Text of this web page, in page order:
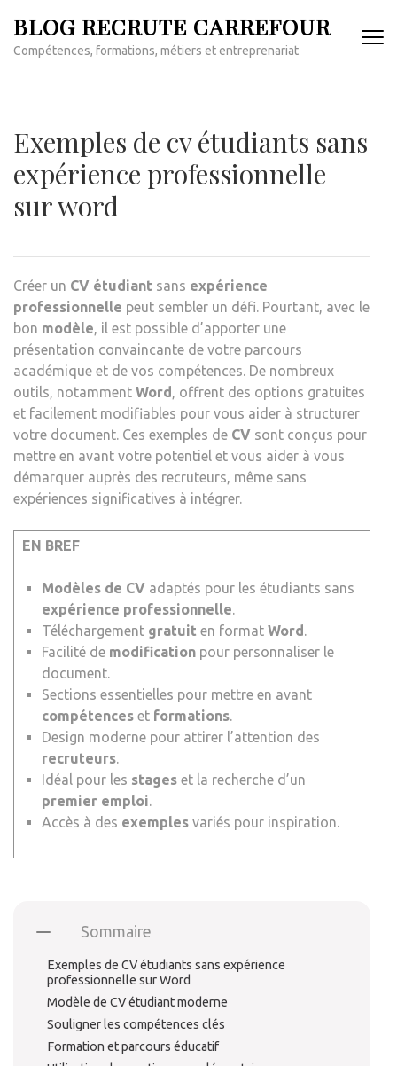
au
contenu
BLOG RECRUTE CARREFOUR
Compétences, formations, métiers et entreprenariat
Exemples de cv étudiants sans
expérience professionnelle
sur word
Créer un CV étudiant sans expérience
professionnelle peut sembler un défi. Pourtant, avec le
bon modèle, il est possible d’apporter une
présentation convaincante de votre parcours
académique et de vos compétences. De nombreux
outils, notamment Word, offrent des options gratuites
et facilement modifiables pour vous aider à structurer
votre document. Ces exemples de CV sont conçus pour
mettre en avant votre potentiel et vous aider à vous
démarquer auprès des recruteurs, même sans
expériences significatives à intégrer.
EN BREF
Modèles de CVadaptés pour les étudiants sans
expérience professionnelle.
Téléchargement gratuit en format Word.
Facilité de modificationpour personnaliser le
document.
Sections essentielles pour mettre en avant
compétenceset formations.
Design moderne pour attirer l’attention des
recruteurs.
Idéal pour les stageset la recherche d’un
premier emploi.
Accès à des exemplesvariés pour inspiration.
Sommaire
Exemples de CV étudiants sans expérience
professionnelle sur Word
Modèle de CV étudiant moderne
Souligner les compétences clés
Formation et parcours éducatif